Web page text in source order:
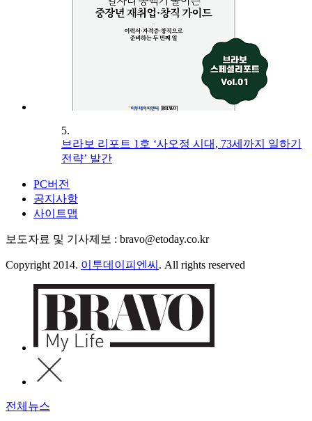
5.
브라보 리포트 1호 ‘사오정 시대, 73세까지 일하기
전략’ 발간
PC버전
공지사항
사이트맵
보도자료 및 기사제보 : bravo@etoday.co.kr
Copyright 2014. 이투데이피엔씨 . All rights reserved
전체뉴스